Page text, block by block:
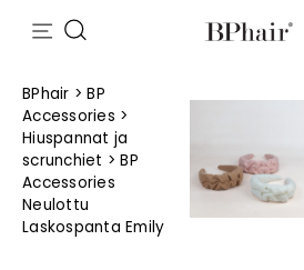
BPhair >BP
Accessories >
Hiuspannat ja
scrunchiet >BP
Accessories
Neulottu
Laskospanta Emily